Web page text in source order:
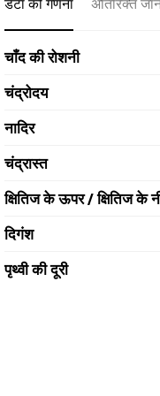
चाँद की रोशनी
चंद्रोदय
नादिर
चंद्रास्त
क्षितिज के ऊपर / क्षितिज के
दिगंश
पृथ्वी की दूरी